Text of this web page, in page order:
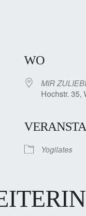
WO
MIR
Hochstr. 35,
Yogilates